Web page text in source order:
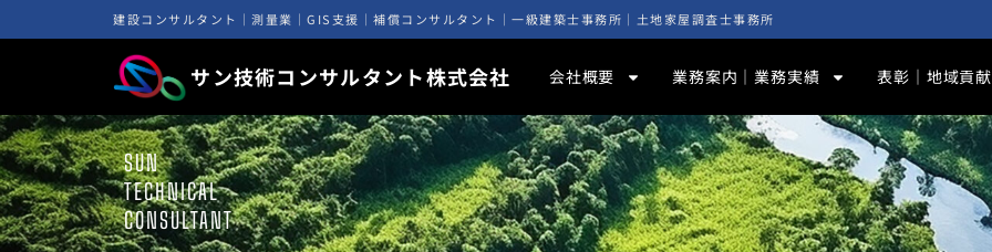
容
キ
ッ
プ
建設コンサルタント｜測量業｜GIS支援｜補償コンサルタント｜一級建築士事務所｜土地家屋調査士事務所
サン技術コンサルタント株式会社 会社概要 業務案内｜業務実績 表彰｜地域貢献
SUN
TECHNICAL
CONSULTANT